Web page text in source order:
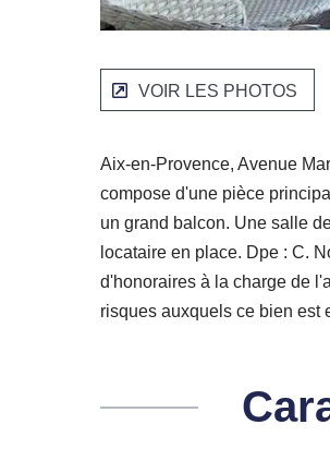
VOIR LES PHOTOS
Aix-en-Provence, Avenue
compose d'une pièce
un grand balcon. Une salle
locataire en place. Dpe : C.
d'honoraires à la charge de
risques auxquels ce bien est